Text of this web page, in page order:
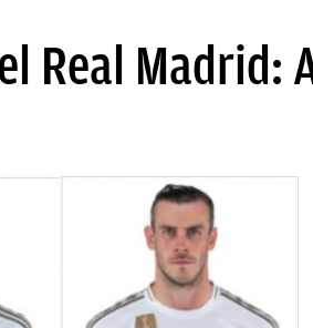
Real Madrid: